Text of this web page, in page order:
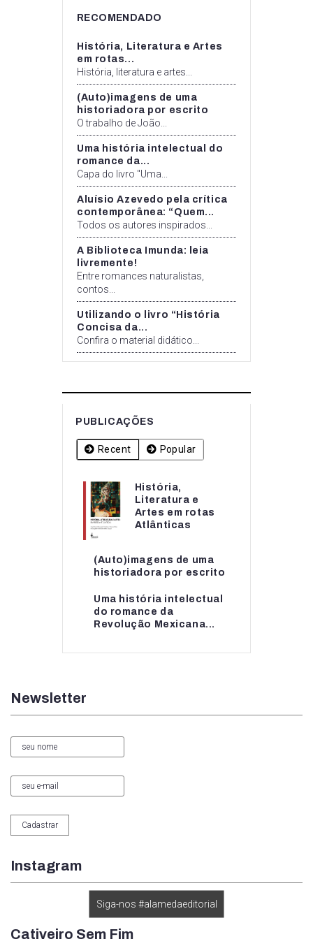
RECOMENDADO
História, Literatura e Artes
em rotas...
História, literatura e artes...
(Auto)imagens de uma
historiadora por escrito
O trabalho de João...
Uma história intelectual do
romance da...
Capa do livro "Uma...
Aluísio Azevedo pela crítica
contemporânea: “Quem...
Todos os autores inspirados...
A Biblioteca Imunda: leia
livremente!
Entre romances naturalistas,
contos...
Utilizando o livro “História
Concisa da...
Confira o material didático...
PUBLICAÇÕES
Recent Popular
História,
Literatura e
Artes em rotas
Atlânticas
(Auto)imagens de uma
historiadora por escrito
Uma história intelectual
do romance da
Revolução Mexicana...
História,
Literatura e
Artes em rotas...
(Auto)imagens de uma
historiadora por escrito
Uma história intelectual
do romance da...
Newsletter
Instagram
Siga-nos #alamedaeditorial
Cativeiro Sem Fim